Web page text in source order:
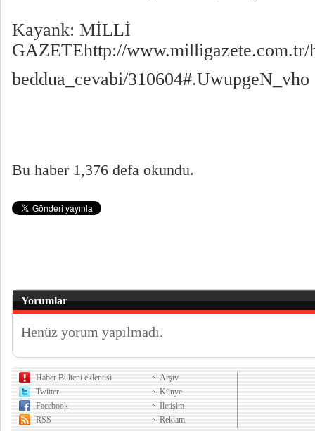
Kayank: MİLLİ
GAZETEhttp://www.milligazete.com.tr/
beddua_cevabi/310604#.UwupgeN_vho
Bu haber 1,376 defa okundu.
Yorumlar
Henüz yorum yapılmadı.
Haber Bülteni eklentisi
Twitter
Facebook
RSS
Arşiv
Künye
İletişim
Reklam